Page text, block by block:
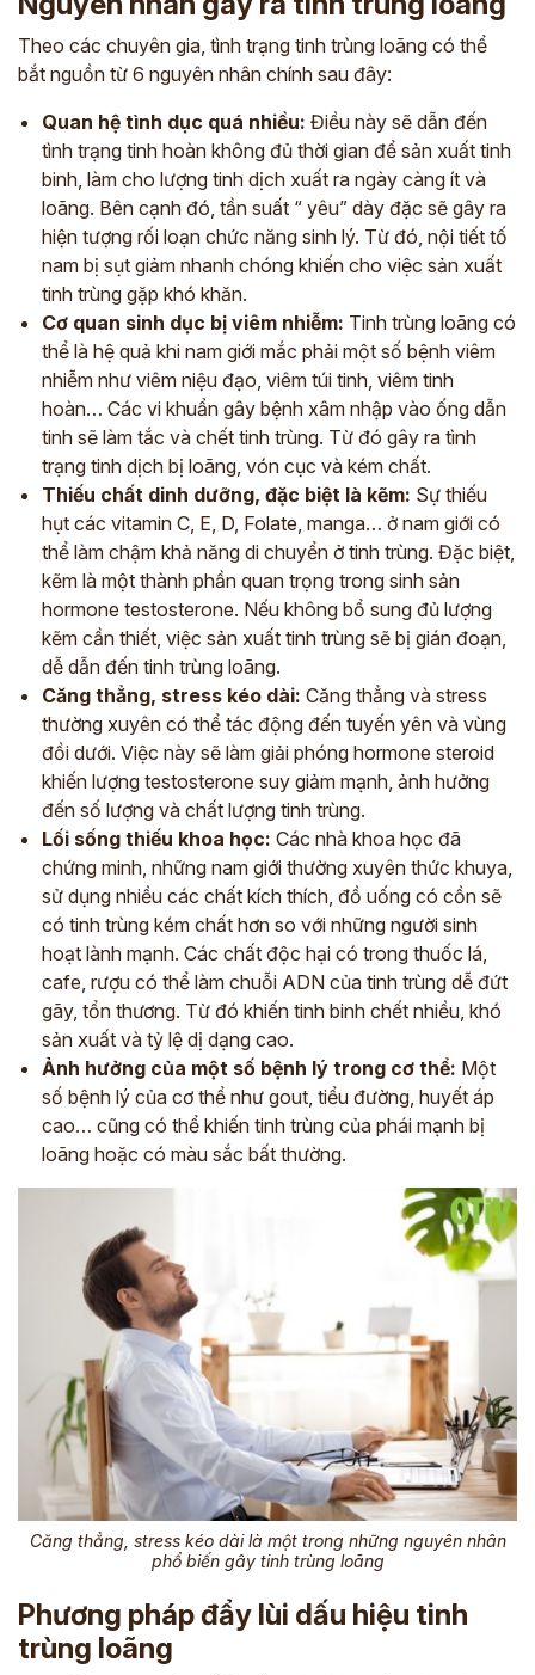
Theo các chuyên gia, tình trạng tinh trùng loãng có thể
bắt nguồn từ 6 nguyên nhân chính sau đây:
Quan hệ tình dục quá nhiều: Điều này sẽ dẫn đến
tình trạng tinh hoàn không đủ thời gian để sản xuất tinh
binh, làm cho lượng tinh dịch xuất ra ngày càng ít và
loãng. Bên cạnh đó, tần suất “ yêu” dày đặc sẽ gây ra
hiện tượng rối loạn chức năng sinh lý. Từ đó, nội tiết tố
nam bị sụt giảm nhanh chóng khiến cho việc sản xuất
tinh trùng gặp khó khăn.
Cơ quan sinh dục bị viêm nhiễm: Tinh trùng loãng có
thể là hệ quả khi nam giới mắc phải một số bệnh viêm
nhiễm như viêm niệu đạo, viêm túi tinh, viêm tinh
hoàn… Các vi khuẩn gây bệnh xâm nhập vào ống dẫn
tinh sẽ làm tắc và chết tinh trùng. Từ đó gây ra tình
trạng tinh dịch bị loãng, vón cục và kém chất.
Thiếu chất dinh dưỡng, đặc biệt là kẽm: Sự thiếu
hụt các vitamin C, E, D, Folate, manga… ở nam giới có
thể làm chậm khả năng di chuyển ở tinh trùng. Đặc biệt,
kẽm là một thành phần quan trọng trong sinh sản
hormone testosterone. Nếu không bổ sung đủ lượng
kẽm cần thiết, việc sản xuất tinh trùng sẽ bị gián đoạn,
dễ dẫn đến tinh trùng loãng.
Căng thẳng, stress kéo dài: Căng thẳng và stress
thường xuyên có thể tác động đến tuyến yên và vùng
đồi dưới. Việc này sẽ làm giải phóng hormone steroid
khiến lượng testosterone suy giảm mạnh, ảnh hưởng
đến số lượng và chất lượng tinh trùng.
Lối sống thiếu khoa học: Các nhà khoa học đã
chứng minh, những nam giới thường xuyên thức khuya,
sử dụng nhiều các chất kích thích, đồ uống có cồn sẽ
có tinh trùng kém chất hơn so với những người sinh
hoạt lành mạnh. Các chất độc hại có trong thuốc lá,
cafe, rượu có thể làm chuỗi ADN của tinh trùng dễ đứt
gãy, tổn thương. Từ đó khiến tinh binh chết nhiều, khó
sản xuất và tỷ lệ dị dạng cao.
Ảnh hưởng của một số bệnh lý trong cơ thể: Một
số bệnh lý của cơ thể như gout, tiểu đường, huyết áp
cao… cũng có thể khiến tinh trùng của phái mạnh bị
loãng hoặc có màu sắc bất thường.
Căng thẳng, stress kéo dài là một trong những nguyên nhân
phổ biến gây tinh trùng loãng
Phương pháp đẩy lùi dấu hiệu tinh
trùng loãng